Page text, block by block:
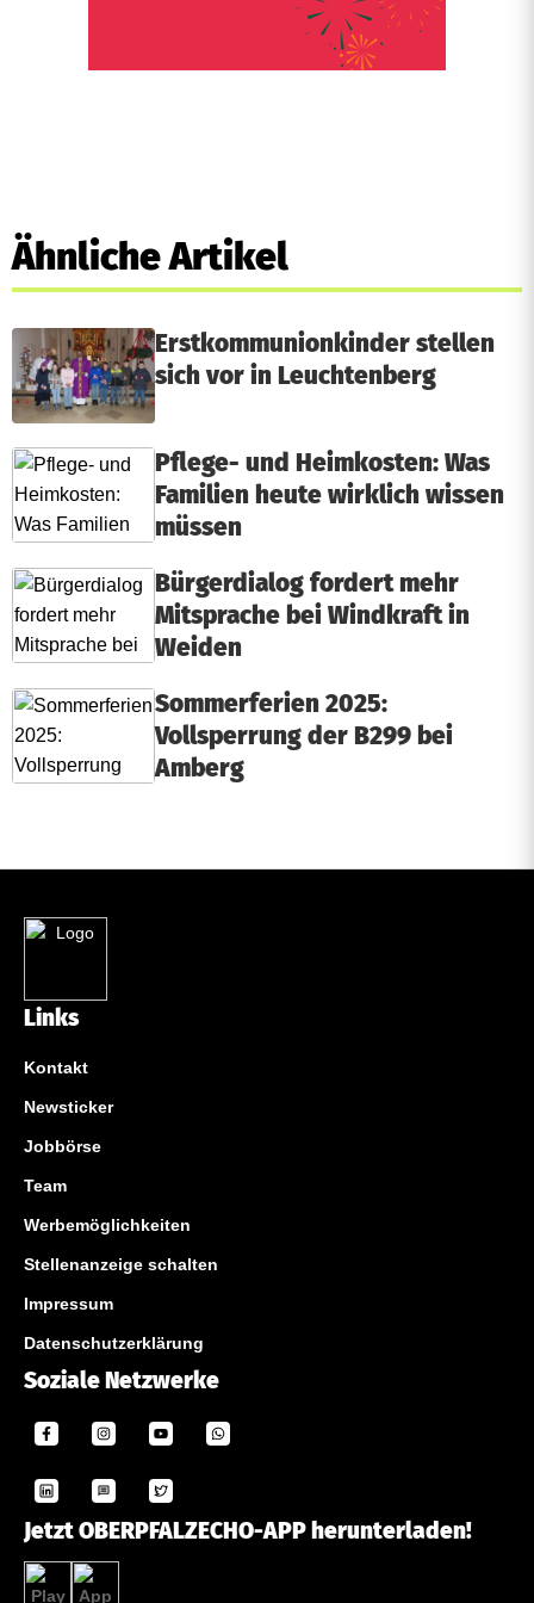
Ähnliche Artikel
Erstkommunionkinder stellen
sich vor in Leuchtenberg
Pflege- und Heimkosten: Was
Familien heute wirklich wissen
müssen
Bürgerdialog fordert mehr
Mitsprache bei Windkraft in
Weiden
Sommerferien 2025:
Vollsperrung der B299 bei
Amberg
Links
Kontakt
Newsticker
Jobbörse
Team
Werbemöglichkeiten
Stellenanzeige schalten
Impressum
Datenschutzerklärung
Soziale Netzwerke
Jetzt OBERPFALZECHO-APP herunterladen!